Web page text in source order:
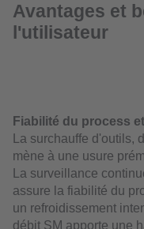
Avantages et
l'utilisateur
Fiabilité du process
La surchauffe d'outils,
mène à une usure
La surveillance
assure la fiabilité du
un refroidissement
débit SM apporte une